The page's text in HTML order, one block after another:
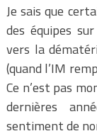
Je sais que
des équipes
vers la
(quand l’IM
Ce n’est pas
dernières
sentiment de